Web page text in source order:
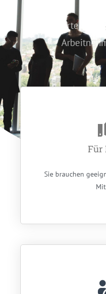
Ihr Experte für
Für
Sie brauchen